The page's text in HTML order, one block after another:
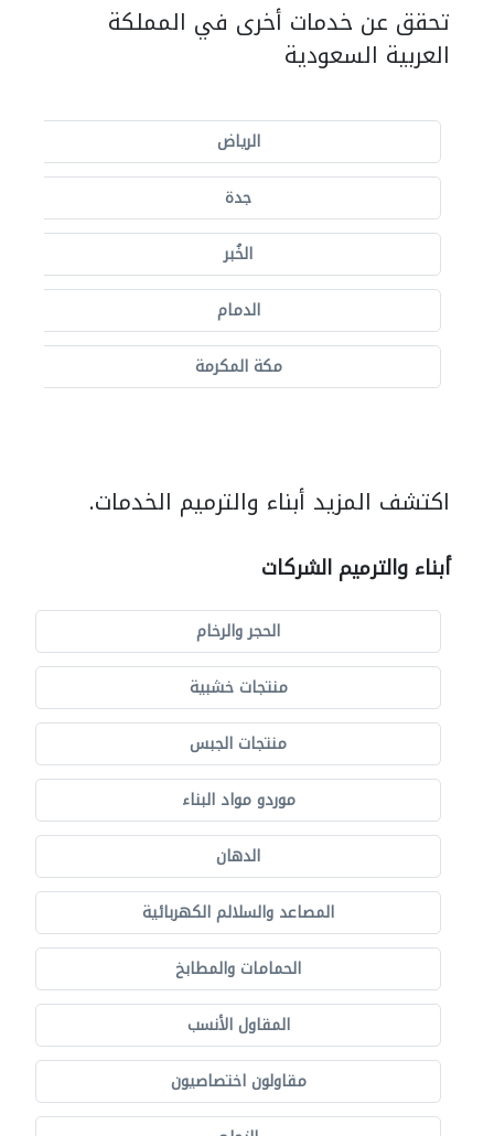
تحقق عن خدمات أخرى في المملكة
العربية السعودية
الرياض
جدة
الخُبر
الدمام
مكة المكرمة
اكتشف المزيد أبناء والترميم الخدمات.
أبناء والترميم الشركات
الحجر والرخام
منتجات خشبية
منتجات الجبس
موردو مواد البناء
الدهان
المصاعد والسلالم الكهربائية
الحمامات والمطابخ
المقاول الأنسب
مقاولون اختصاصيون